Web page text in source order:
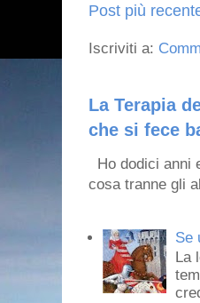
Post più
Iscriviti a:
La Terapia
che si fece
Ho dodici anni
cosa tranne gli
Se
La